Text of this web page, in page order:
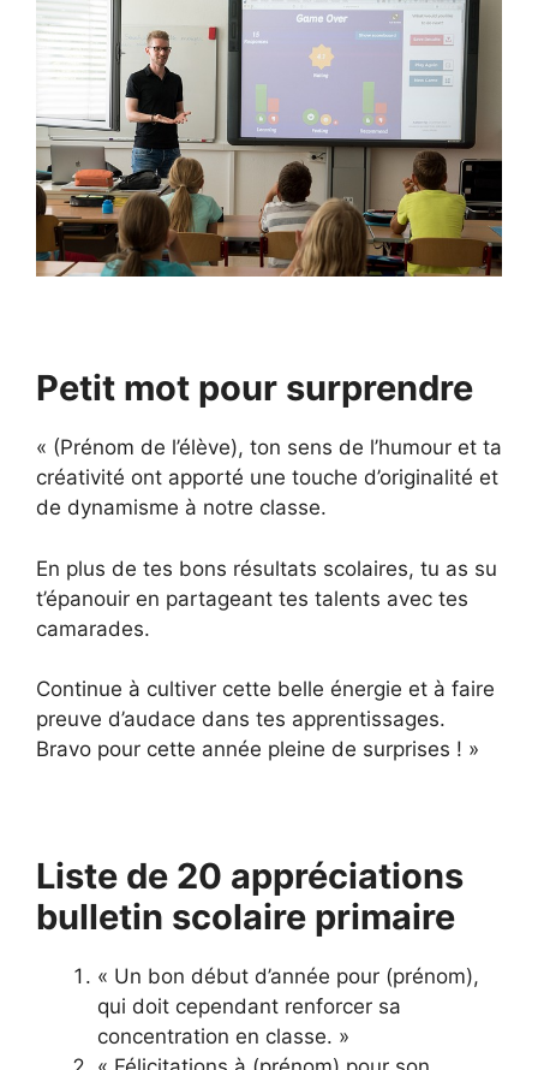
Petit mot pour surprendre
« (Prénom de l’élève), ton sens de l’humour et ta
créativité ont apporté une touche d’originalité et
de dynamisme à notre classe.
En plus de tes bons résultats scolaires, tu as su
t’épanouir en partageant tes talents avec tes
camarades.
Continue à cultiver cette belle énergie et à faire
preuve d’audace dans tes apprentissages.
Bravo pour cette année pleine de surprises ! »
Liste de 20 appréciations
bulletin scolaire primaire
« Un bon début d’année pour (prénom),
qui doit cependant renforcer sa
concentration en classe. »